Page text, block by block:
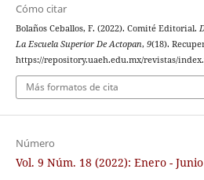
Cómo citar
Bolaños Ceballos, F. (2022). Comité Editorial.
La Escuela Superior De Actopan, 9(18).
https://repository.uaeh.edu.mx/revistas/
Más formatos de cita
Número
Vol. 9 Núm. 18 (2022): Enero - Junio